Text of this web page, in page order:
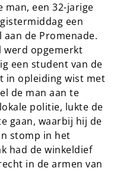
man, een 32-jarige
een
de Promenade.
werd opgemerkt
een student van de
in opleiding wist met
de man aan te
politie, lukte de
gaan, waarbij hij de
stomp in het
had de winkeldief
in de armen van